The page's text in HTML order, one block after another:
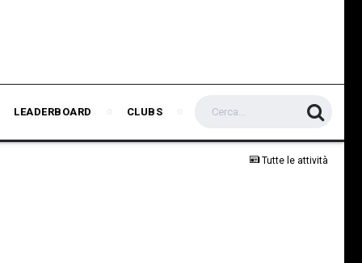
LEADERBOARD CLUBS
Tutte le attività